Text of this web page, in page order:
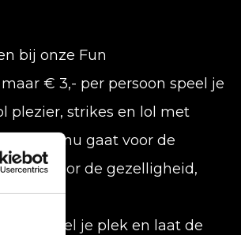
bij onze Fun
€ 3,- per persoon speel je
plezier, strikes en lol met
Of je nu gaat voor de
voor de gezelligheid,
altijd
snel je plek en laat de